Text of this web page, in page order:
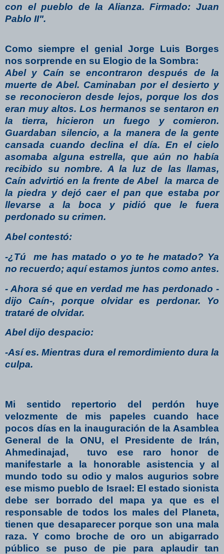
con el pueblo de la Alianza. Firmado: Juan
Pablo II".
Como siempre el genial Jorge Luis Borges
nos sorprende en su Elogio de la Sombra:
Abel y Caín se encontraron después de la
muerte de Abel. Caminaban por el desierto y
se reconocieron desde lejos, porque los dos
eran muy altos. Los hermanos se sentaron en
la tierra, hicieron un fuego y comieron.
Guardaban silencio, a la manera de la gente
cansada cuando declina el día. En el cielo
asomaba alguna estrella, que aún no había
recibido su nombre. A la luz de las llamas,
Caín advirtió en la frente de Abel la marca de
la piedra y dejó caer el pan que estaba por
llevarse a la boca y pidió que le fuera
perdonado su crimen.
Abel contestó:
-¿Tú me has matado o yo te he matado? Ya
no recuerdo; aquí estamos juntos como antes.
- Ahora sé que en verdad me has perdonado -
dijo Caín-, porque olvidar es perdonar. Yo
trataré de olvidar.
Abel dijo despacio:
-Así es. Mientras dura el remordimiento dura la
culpa.
Mi sentido repertorio del perdón huye
velozmente de mis papeles cuando hace
pocos días en la inauguración de la Asamblea
General de la ONU, el Presidente de Irán,
Ahmedinajad,
tuvo ese raro honor de
manifestarle a la honorable asistencia y al
mundo todo su odio y malos augurios sobre
ese mismo pueblo de Israel: El estado sionista
debe ser borrado del mapa ya que es el
responsable de todos los males del Planeta,
tienen que desaparecer porque son una mala
raza. Y como broche de oro un abigarrado
público se puso de pie para aplaudir tan